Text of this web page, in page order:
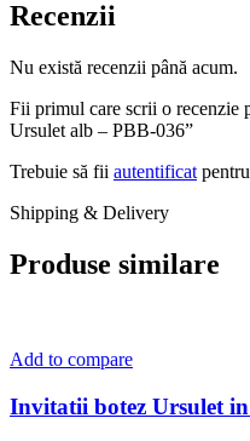
Recenzii
Nu există recenzii până acum.
Fii primul care scrii o recenzie
Ursulet alb – PBB-036”
Trebuie să fii autentificat
Shipping & Delivery
Produse similare
Add to compare
Invitatii botez Ursulet